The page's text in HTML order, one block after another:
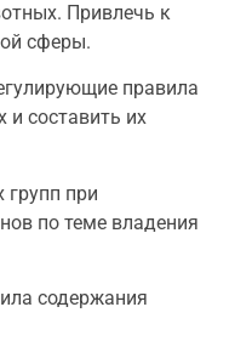
Привлечь к
сферы.
правила
составить их
групп при
по теме владения
содержания